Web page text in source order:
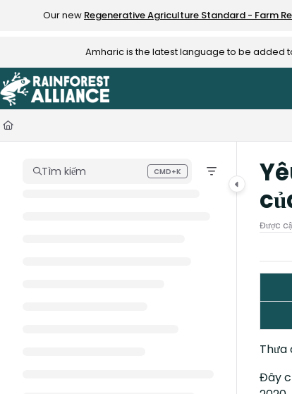
Documentation Index
Use this file to discover all available pages before exploring
Our new Regenerative Agriculture Standard - Farm
Amharic is the latest language to be added
Tìm kiếm CMD+K
Press CMD+K to open search
Được
Thưa
Đây